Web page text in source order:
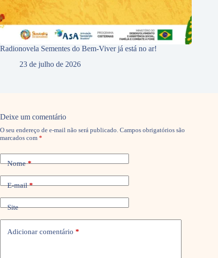
Radionovela Sementes do Bem-Viver já está no ar!
23 de julho de 2026
Deixe um comentário
O seu endereço de e-mail não será publicado. Campos obrigatórios são
marcados com *
Nome*
E-mail*
Site
Adicionar comentário *